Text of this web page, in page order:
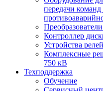
передачи
Контроллер
Устройства
Комплексные
750 кВ
Техподдержка
Обучение